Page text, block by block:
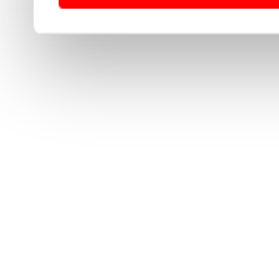
Usamos cookies para
funcionalidades de redes
Realçamos que o bloqueio